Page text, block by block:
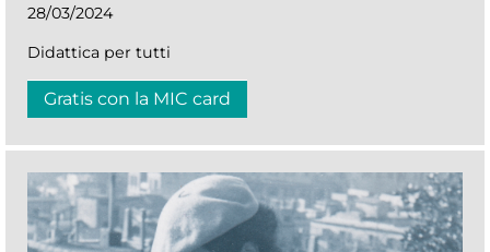
28/03/2024
Didattica per tutti
Gratis con la MIC card